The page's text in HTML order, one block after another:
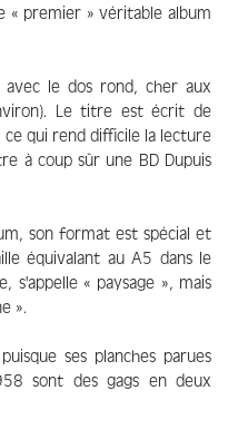
premier » véritable album
le dos rond, cher aux
Le titre est écrit de
qui rend difficile la lecture
à coup sûr une BD Dupuis
son format est spécial et
équivalant au A5 dans le
s'appelle « paysage », mais
».
ses planches parues
sont des gags en deux